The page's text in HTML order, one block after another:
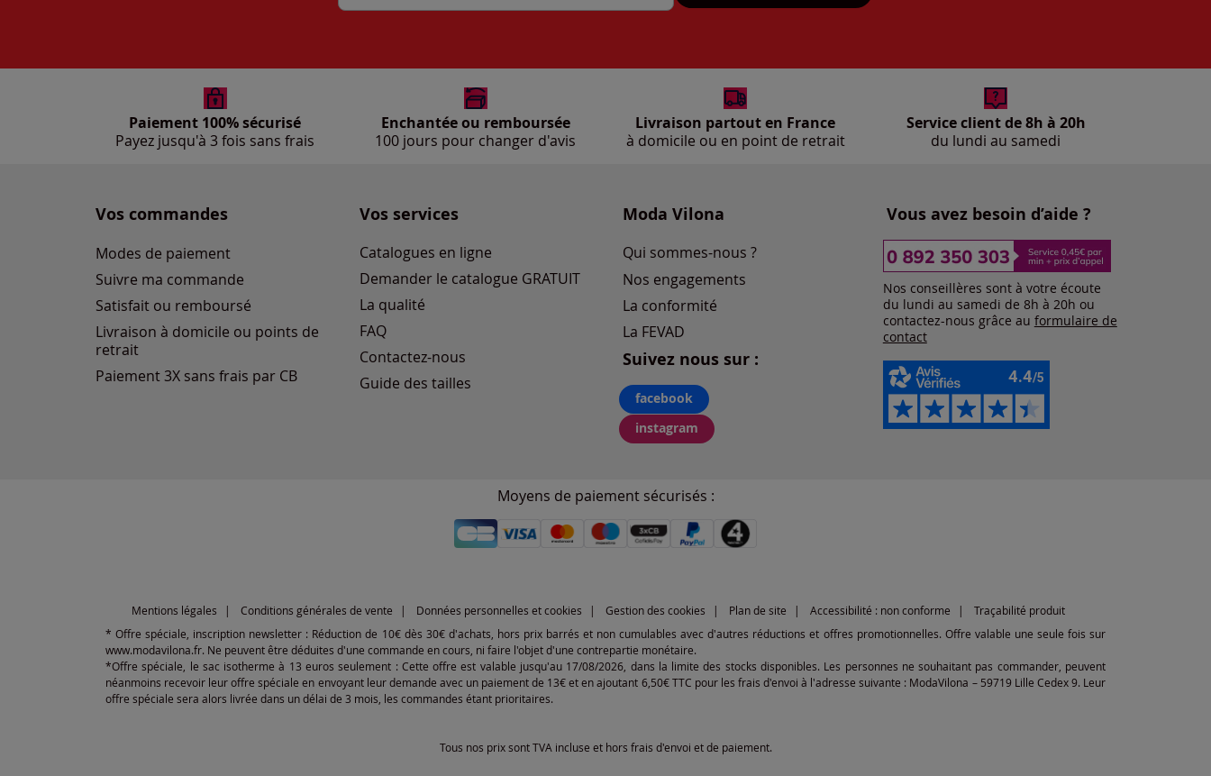
Paiement 100% sécurisé
Payez jusqu'à 3 fois sans frais
Enchantée ou remboursée
100 jours pour changer d'avis
Livraison partout en France
à domicile ou en point de retrait
Service client de 8h à 20h
du lundi au samedi
Vos commandes
Modes de paiement
Suivre ma commande
Satisfait ou remboursé
Livraison à domicile ou points de
retrait
Paiement 3X sans frais par CB
Vos services
Catalogues en ligne
Demander le catalogue GRATUIT
La qualité
FAQ
Contactez-nous
Guide des tailles
Moda Vilona
Qui sommes-nous ?
Nos engagements
La conformité
La FEVAD
Suivez nous sur :
facebook
instagram
Vous avez besoin d’aide ?
Nos conseillères sont à votre écoute
du lundi au samedi de 8h à 20h ou
contactez-nous grâce au formulaire de
contact
Moyens de paiement sécurisés :
Mentions légales Conditions générales de vente Données personnelles et cookies Gestion des cookies Plan de site Accessibilité : non conforme
Traçabilité produit
* Offre spéciale, inscription newsletter : Réduction de 10€ dès 30€ d'achats, hors prix barrés et non cumulables avec d'autres réductions et offres promotionnelles. Offre valable une seule fois sur
www.modavilona.fr. Ne peuvent être déduites d'une commande en cours, ni faire l'objet d'une contrepartie monétaire.
*Offre spéciale, le sac isotherme à 13 euros seulement : Cette offre est valable jusqu'au 17/08/2026, dans la limite des stocks disponibles. Les personnes ne souhaitant pas commander, peuvent
néanmoins recevoir leur offre spéciale en envoyant leur demande avec un paiement de 13€ et en ajoutant 6,50€ TTC pour les frais d'envoi à l'adresse suivante : ModaVilona – 59719 Lille Cedex 9. Leur
offre spéciale sera alors livrée dans un délai de 3 mois, les commandes étant prioritaires.
Tous nos prix sont TVA incluse et hors frais d'envoi et de paiement.